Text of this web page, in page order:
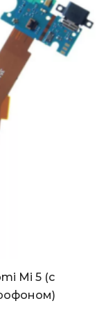
Mi 5 (с